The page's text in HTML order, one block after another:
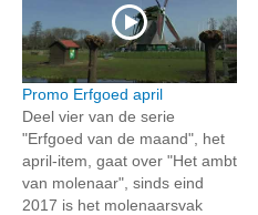
Promo Erfgoed april
Deel vier van de serie
"Erfgoed van de maand", het
april-item, gaat over "Het ambt
van molenaar", sinds eind
2017 is het molenaarsvak